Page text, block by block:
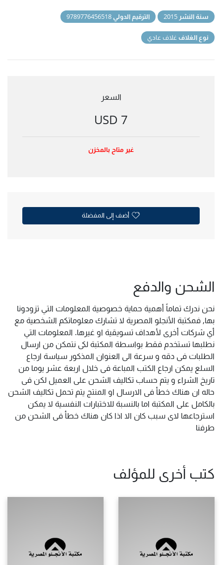
سنة النشر الترقيم الدولي
نوع الغلاف غلاف عادي
السعر
7 USD
غير متاح بالمخزن
أضف إلى المفضلة
الشحن والدفع
نحن ندرك تماماً أهمية حماية خصوصية المعلومات التي تزودونا
بها, فمكتبة الأنجلو المصرية لا تشارك معلوماتكم الشخصية مع
أي شركات أخرى لأهداف تسويقية او غيرها. المعلومات التي
نطلبها تستخدم فقط بواسطة المكتبة لكى نتمكن من ارسال
الطلبات فى دقه و سرعة الى العنوان المذكور سياسة ارجاع
السلع يمكن ارجاع الكتب المباعة فى خلال اربعة عشر يوما من
تاريخ الشراء و يتم حساب تكاليف الشحن على العميل لكن فى
حاله ان هناك خطأ فى الارسال او المنتج يتم تحمل تكاليف الشحن
بالكامل على المكتبة اما بالنسبة للاختبارات النفسية لا يمكن
استرجاعها لاى سبب كان الا اذا كان هناك خطأ فى الشحن من
طرفنا
كتب أخرى للمؤلف